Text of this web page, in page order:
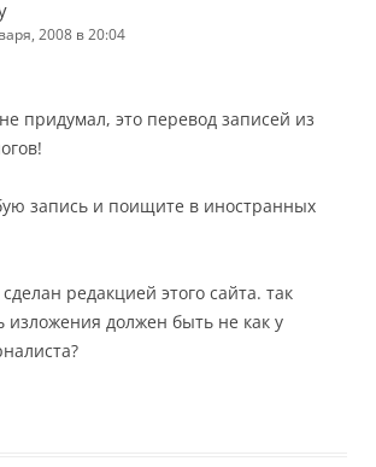
2008 в 20:04
придумал, это перевод записей из
запись и поищите в иностранных
редакцией этого сайта. так
изложения должен быть не как у